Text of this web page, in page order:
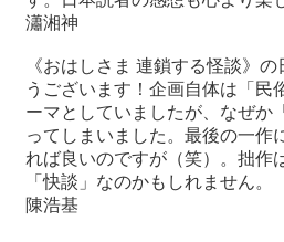
瀟湘神
《おはしさま 連鎖する怪談》
うございます！企画自体は「民
ーマとしていましたが、なぜか
ってしまいました。最後の一作
れば良いのですが（笑）。拙作
「快談」なのかもしれません。
陳浩基